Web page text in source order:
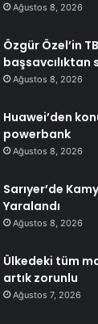
Ağustos 8, 2026
Özgür Özel’in
başsavcılıktan
Ağustos 8, 2026
Huawei’den
powerbank
Ağustos 8, 2026
Sarıyer’de
Yaralandı
Ağustos 8, 2026
Ülkedeki tüm
artık zorunlu
Ağustos 7, 2026